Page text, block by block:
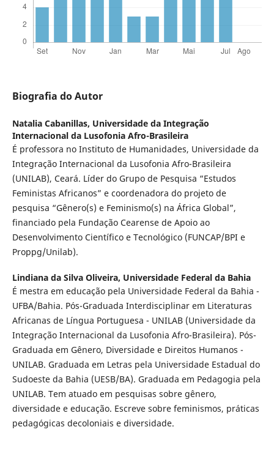
Biografia do Autor
Natalia Cabanillas, Universidade da Integração
Internacional da Lusofonia Afro-Brasileira
É professora no Instituto de Humanidades, Universidade da
Integração Internacional da Lusofonia Afro-Brasileira
(UNILAB), Ceará. Líder do Grupo de Pesquisa “Estudos
Feministas Africanos” e coordenadora do projeto de
pesquisa “Gênero(s) e Feminismo(s) na África Global”,
financiado pela Fundação Cearense de Apoio ao
Desenvolvimento Científico e Tecnológico (FUNCAP/BPI e
Proppg/Unilab).
Lindiana da Silva Oliveira, Universidade Federal da Bahia
É mestra em educação pela Universidade Federal da Bahia -
UFBA/Bahia. Pós-Graduada Interdisciplinar em Literaturas
Africanas de Língua Portuguesa - UNILAB (Universidade da
Integração Internacional da Lusofonia Afro-Brasileira). Pós-
Graduada em Gênero, Diversidade e Direitos Humanos -
UNILAB. Graduada em Letras pela Universidade Estadual do
Sudoeste da Bahia (UESB/BA). Graduada em Pedagogia pela
UNILAB. Tem atuado em pesquisas sobre gênero,
diversidade e educação. Escreve sobre feminismos, práticas
pedagógicas decoloniais e diversidade.